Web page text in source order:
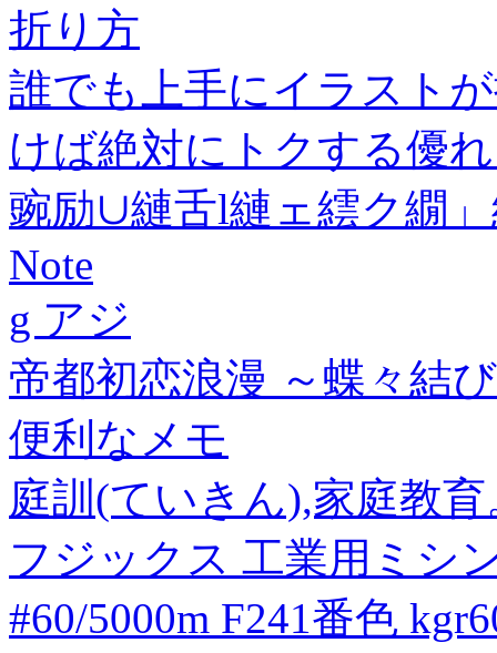
折り方
誰でも上手にイラスト
けば絶対にトクする優
豌励∪縺舌l縺ェ繧ク繝
Note
g アジ
帝都初恋浪漫 ～蝶々結
便利なメモ
庭訓(ていきん),家庭教育
フジックス 工業用ミシ
#60/5000m F241番色